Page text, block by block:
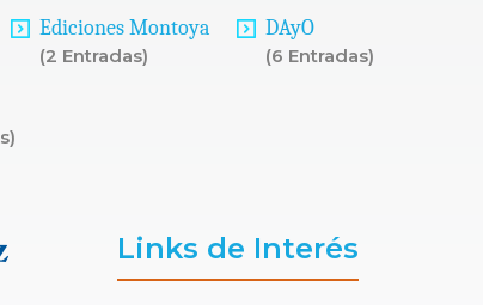
Ediciones Montoya
(2 Entradas)
DAyO
(6 Entradas)
Links de Interés